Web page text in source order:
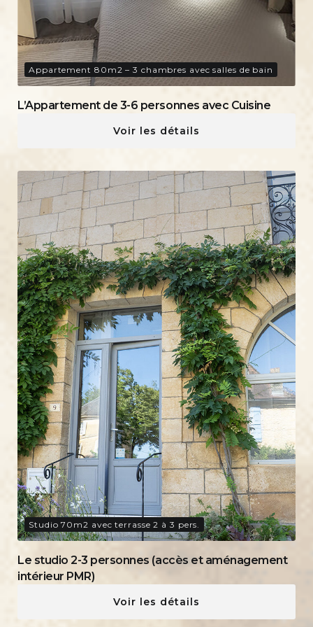
Appartement 80m2 – 3 chambres avec salles de bain
L’Appartement de 3-6 personnes avec Cuisine
Voir les détails
Studio 70m2 avec terrasse 2 à 3 pers.
Le studio 2-3 personnes (accès et aménagement
intérieur PMR)
Voir les détails